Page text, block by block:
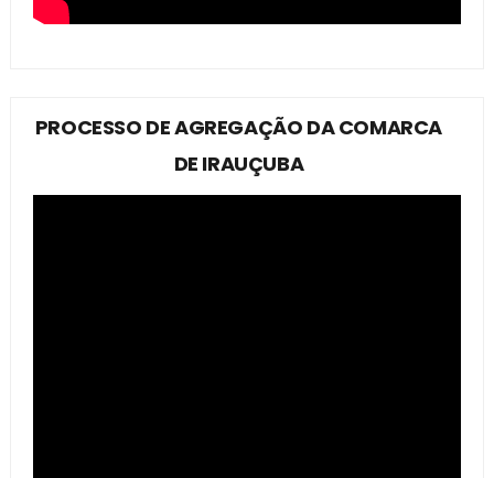
PROCESSO DE AGREGAÇÃO DA COMARCA
DE IRAUÇUBA